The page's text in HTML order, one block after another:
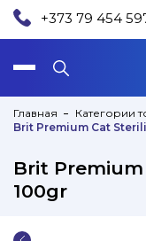
+373 79 454
Главная Категории
Brit Premium Cat
Brit
100gr